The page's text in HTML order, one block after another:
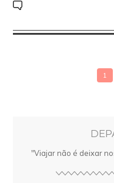
1
"Viajar não é deixar